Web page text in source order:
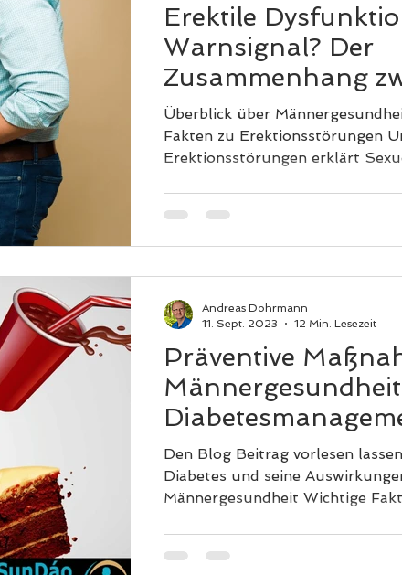
Erektile
Warnsignal? Der
Zusammenhang
Impotenz und
Überblick über Männergesundheit
Fakten zu Erektionsstörungen Ursachen für
Präventive
Prävention
Den Blog Beitrag vorlesen
Diabetes und seine
Männergesundheit
Andreas Dohrmann
11. Sept. 2023
12 Min. Lesezeit